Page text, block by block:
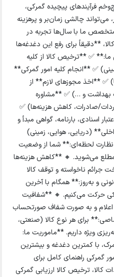
فرآیندهای پیچیده گمرکی،
می‌تواند چالشی زمان‌بر و پرهزینه
ما با سال‌ها تجربه در
**دقیقاً برای رفع این دغدغه‌ها
✅ **ترخیص کالا از کلیه
✅ **انجام کلیه امور گمرکی**
✅ **اخذ مجوزهای لازم** از
بهداشت و …) ✅ **مشاوره
صادرات، کاهش هزینه‌ها) ✅
اسنادی، بارنامه، گواهی مبدأ و
(دریایی، هوایی، زمینی)
لحظه‌ای:** شما از وضعیت
می‌شوید. 🔸 **کاهش هزینه‌ها
جرائم ناخواسته و توقف کالا
و به‌روز:** همگام با آخرین
حرکت می‌کنیم. 🔸 **شفافیت
اعلام و به صورت شفاف صورتحساب
برای هر نوع کالا (صنعتی،
ویژه داریم. **ماموریت ما:
با کمترین دغدغه و بیشترین
گمرکی راهنمای کامل برای
کالا، ترخیص کالا ارزیابی گمرکی